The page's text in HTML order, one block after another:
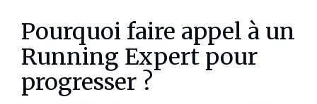
Pourquoi faire appel à un
Running Expert pour
progresser ?